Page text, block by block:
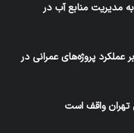
مدیریت منابع آب در
عملکرد پروژه‌های عمرانی در
واقف است